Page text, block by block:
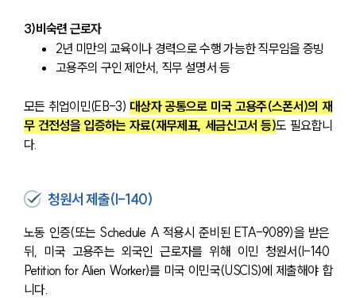
대륜소개
대륜의 강점
3)비숙련 근로자
2년 미만의 교육이나 경력으로 수행 가능한 직무임을 증빙
고용주의 구인 제안서, 직무 설명서 등
모든 취업이민(EB-3) 대상자 공통으로 미국 고용주(스폰서)의 재
무 건전성을 입증하는 자료(재무제표, 세금신고서 등)도 필요합니
다.
청원서 제출(I-140)
노동 인증(또는 Schedule A 적용시 준비된 ETA-9089)을 받은
뒤, 미국 고용주는 외국인 근로자를 위해 이민 청원서(I-140
Petition for Alien Worker)를 미국 이민국(USCIS)에 제출해야 합
니다.